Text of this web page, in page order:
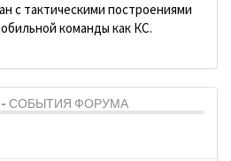
с тактическими построениями
команды как КС.
- СОБЫТИЯ ФОРУМА